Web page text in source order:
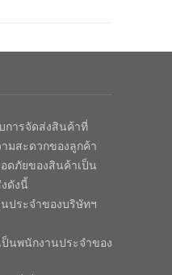
การจัดส่งสินค้าที่
มสะดวกของลูกค้า
ดภัยของสินค้าเป็น
ดังนี้
ประจำของบริษัทฯ
นพนักงานประจำของ